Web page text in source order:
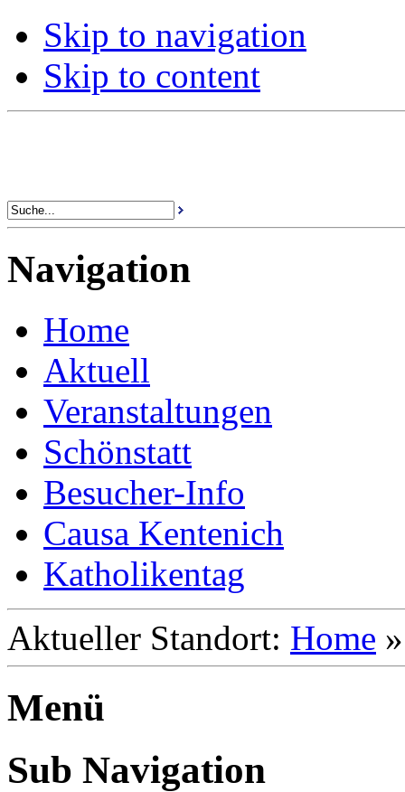
Skip to navigation
Skip to content
Navigation
Home
Aktuell
Veranstaltungen
Schönstatt
Besucher-Info
Causa Kentenich
Katholikentag
Aktueller Standort: Home
Menü
Sub Navigation